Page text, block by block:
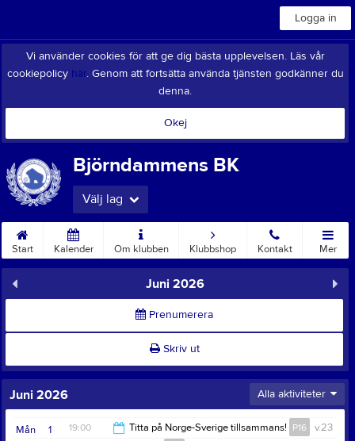
Logga in
Vi använder cookies för att ge dig bästa upplevelsen. Läs vår
cookiepolicy här. Genom att fortsätta använda tjänsten godkänner du
denna.
Okej
Björndammens BK
Välj lag
Start Kalender Om klubben Klubbshop Kontakt Mer
Juni 2026
Prenumerera
Skriv ut
Juni 2026 Alla aktiviteter
1
Mån v.23
19:00 Titta på Norge-Sverige tillsammans! P16